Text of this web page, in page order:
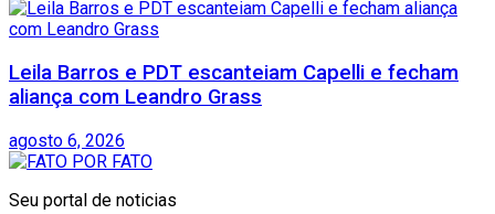
Leila Barros e PDT escanteiam Capelli e fecham
aliança com Leandro Grass
agosto 6, 2026
Seu portal de noticias